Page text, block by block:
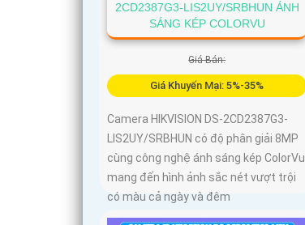
2CD2387G3-LIS2UY/SRBHUN ÁNH
SÁNG KÉP COLORVU
Giá Bán:
Giá Khuyến Mại: 5%-35%
Camera HIKVISION DS-2CD2387G3-
LIS2UY/SRBHUN có độ phân giải 8MP
cùng công nghệ ánh sáng kép ColorVu
mang đến hình ảnh sắc nét vượt trội
có màu cả ngày và đêm